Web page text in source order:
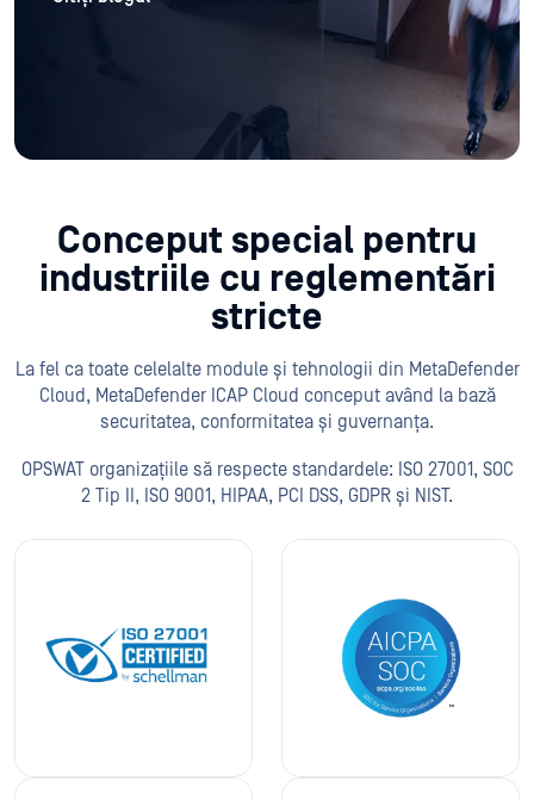
Conceput special pentru
industriile cu reglementări
stricte
La fel ca toate celelalte module și tehnologii din MetaDefender
Cloud, MetaDefender ICAP Cloud conceput având la bază
securitatea, conformitatea și guvernanța.
OPSWAT organizațiile să respecte standardele: ISO 27001, SOC
2 Tip II, ISO 9001, HIPAA, PCI DSS, GDPR și NIST.